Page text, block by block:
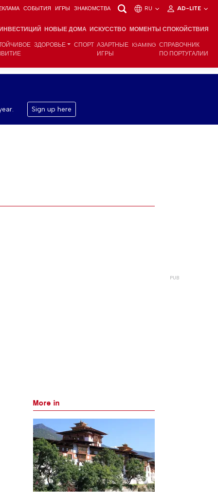
СОБЫТИЯ ИГРЫ ЗНАКОМСТВА RU AD-LITE
НОВЫЕ ДОМА ИСКУССТВО МОМЕНТЫ СПОКОЙСТВИЯ
ЗДОРОВЬЕ СПОРТ АЗАРТНЫЕ
ИГРЫ
IGAMING СПРАВОЧНИК
ПО ПОРТУГАЛИИ
Sign up here
More in